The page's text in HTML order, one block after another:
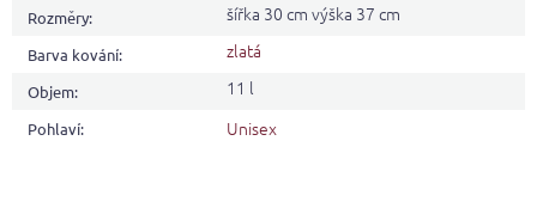
Rozměry: šířka 30 cm výška 37 cm
Barva kování: zlatá
Objem: 11 l
Pohlaví: Unisex